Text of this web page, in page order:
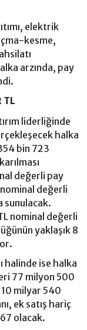
elektrik
kesme,
arzında, pay
TL
liderliğinde
halka
bin 723
değerli pay
değerli
sunulacak.
nominal değerli
yaklaşık 8
halinde ise halka
77 milyon 500
milyar 540
ek satış hariç
olacak.